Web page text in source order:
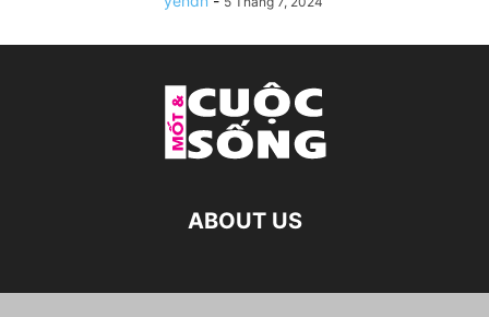
ABOUT US